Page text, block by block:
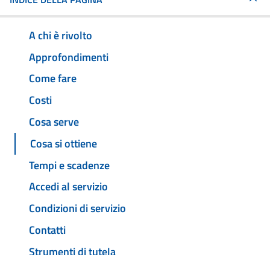
A chi è rivolto
Approfondimenti
Come fare
Costi
Cosa serve
Cosa si ottiene
Tempi e scadenze
Accedi al servizio
Condizioni di servizio
Contatti
Strumenti di tutela